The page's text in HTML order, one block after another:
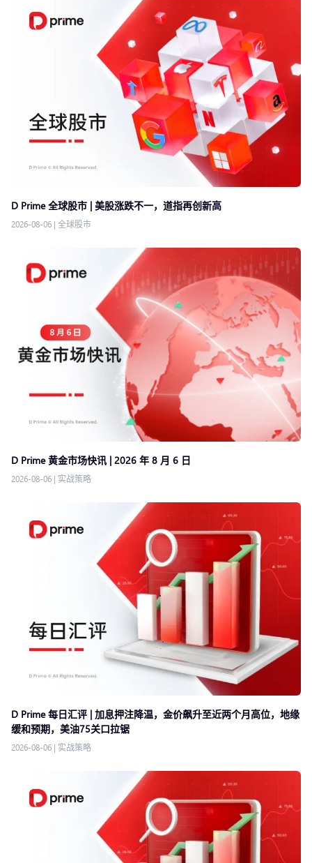
D Prime 全球股市 | 美股涨跌不一，道指再创新高
2026-08-06 | 全球股市
D Prime 黄金市场快讯 | 2026 年 8 月 6 日
2026-08-06 | 实战策略
D Prime 每日汇评 | 加息押注降温，金价飙升至近两个月高位，地缘
缓和预期，美油75关口拉锯
2026-08-06 | 实战策略